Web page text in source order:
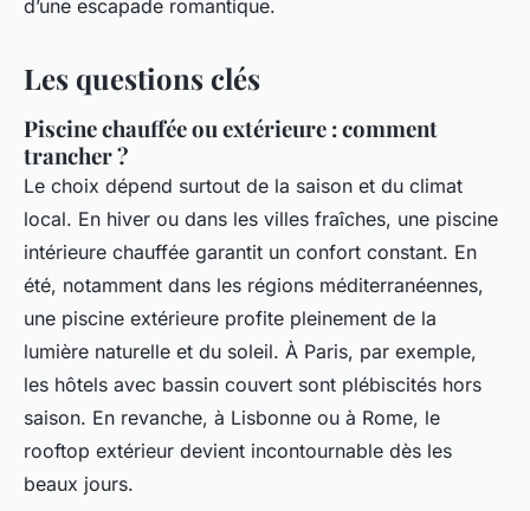
d’une escapade romantique.
Les questions clés
Piscine chauffée ou extérieure : comment
trancher ?
Le choix dépend surtout de la saison et du climat
local. En hiver ou dans les villes fraîches, une piscine
intérieure chauffée garantit un confort constant. En
été, notamment dans les régions méditerranéennes,
une piscine extérieure profite pleinement de la
lumière naturelle et du soleil. À Paris, par exemple,
les hôtels avec bassin couvert sont plébiscités hors
saison. En revanche, à Lisbonne ou à Rome, le
rooftop extérieur devient incontournable dès les
beaux jours.